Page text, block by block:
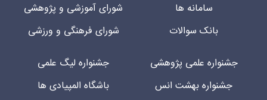
سامانه ها
بانک سوالات
شورای آموزشی و پژوهشی
شورای فرهنگی و ورزشی
جشنواره علمی پژوهشی
جشنواره بهشت انس
جشنواره لیگ علمی
باشگاه المپیادی ها